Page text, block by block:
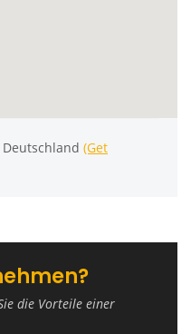
(Get
die Vorteile einer